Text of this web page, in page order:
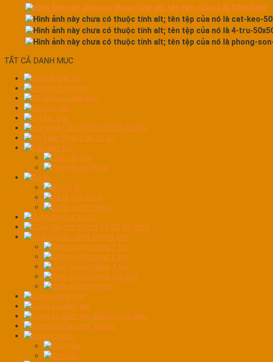
TẤT CẢ DANH MỤC
BÀN NÁNG XE
Bình tích khí nén
Bộ dụng cụ gia đình
Bộ kéo nắn
Bộ lục giác
BỘ VAM CẢO MỞ CHUYÊN DỤNG
Bộ Vam Tháo Lắp Lò Xo
Cần xiết lực
Cần cân lực
Tay vặn tự động
Cờ lê
Bộ cờ lê
cờ lê đầu vòng
Cờ lê vòng miệng
Cuộn dây hơi tự rút
Cuộn dây hơi tự rút TEKO dài 20m
Dịch vụ cầu nâng-phòng sơn
Dịch vụ cầu nâng 1 trụ
Dịch vụ cầu nâng 2 trụ
Dịch vụ cầu nâng 4 trụ
Dịch vụ cầu nâng cắt kéo
Dịch vụ phòng sơn
Dụng cụ bắt vít
Dụng cụ cầm tay
Dụng cụ cầm tay dùng pin và điện
Dụng cụ cầm tay Toptul
Dụng cụ cắt
Dao gấp
Kìm cắt